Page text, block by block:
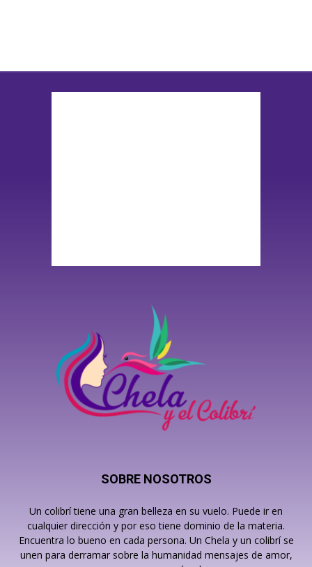
SOBRE NOSOTROS
Un colibrí tiene una gran belleza en su vuelo. Puede ir en
cualquier dirección y por eso tiene dominio de la materia.
Encuentra lo bueno en cada persona. Un Chela y un colibrí se
unen para derramar sobre la humanidad mensajes de amor,